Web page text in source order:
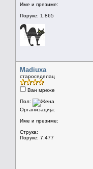
Име и презиме:
Поруке: 1.865
Madiuxa
староседелац
Ван мреже
Пол:
Организација:
Име и презиме:
Струка:
Поруке: 7.477